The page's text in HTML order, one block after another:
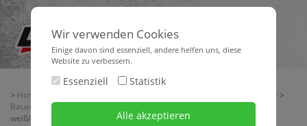
> Home Aktionsangebote >
Bauservice Aktuell II-2026
> Latzhose LORENCIC-LO-ACTIVE 245 g
weiß/anthrazit
Wir verwenden Cookies
Einige davon sind essenziell, andere helfen uns, diese
Website zu verbessern.
Essenziell Statistik